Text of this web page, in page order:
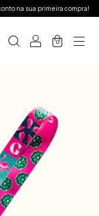
na sua primeira compra!
0